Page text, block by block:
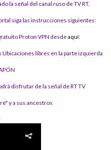
la señal del canal ruso de TV RT.
siga las instrucciones siguientes:
Proton VPN desdeaquí:
Ubicaciones libres en la parte izquierda
disfrutar de la señal de RT TV
y a sus ancestros